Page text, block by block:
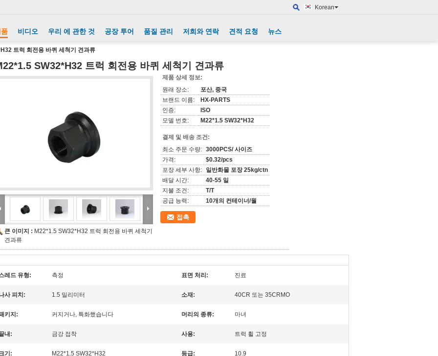
Korean
비디오 우리 에 관한 것 공장 투어 품질 관리 저희와 연락 견적 요청 뉴스
트럭 회전용 바퀴 세척기 견과류
SW32*H32 트럭 회전용 바퀴 세척기 견과류
큰 이미지 : M22*1.5 SW32*H32 트럭 회전용 바퀴 세척기
견과류
제품 상세 정보:
원래 장소:
포산, 중국
브랜드 이름:
HX-PARTS
인증:
ISO
모델 번호:
M22*1.5 SW32*H32
결제 및 배송 조건:
최소 주문 수량: 3000PCS/ 사이즈
가격:
$0.32/pcs
포장 세부 사항:
일반화물 포장 25kg/ctn
배달 시간:
40-55 일
지불 조건:
T/T
공급 능력:
10개의 컨테이너/월
접촉
레드 유형: 측정 표면 처리: 진료
사 피치: 1.5 밀리미터 소재: 40CR 또는 35CRMO
키지: 커지거나, 특화했습니다 머리의 종류: 마녀
내: 금강 접착 사용: 트럭 휠 고정
기: M22*1.5 SW32*H32 등급: 10.9